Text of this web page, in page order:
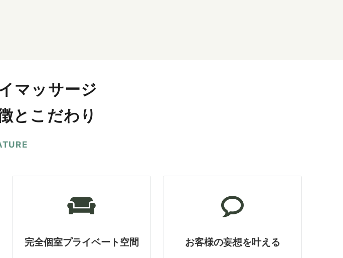
マッサージ
とこだわり
完全個室プライベート空間 お客様の妄想を叶える